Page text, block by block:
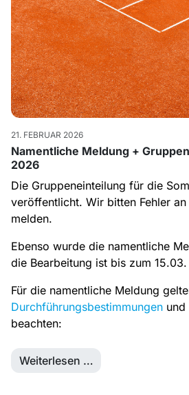
21. FEBRUAR 2026
Namentliche Meldung +
2026
Die Gruppeneinteilung für die
veröffentlicht. Wir bitten Fehler an
melden.
Ebenso wurde die namentliche
die Bearbeitung ist bis zum
Für die namentliche Meldung
Durchführungsbestimmungen
beachten:
Weiterlesen …